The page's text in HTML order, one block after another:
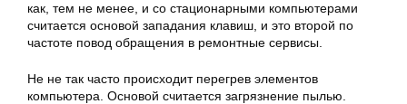
как, тем не менее, и со стационарными компьютерами
считается основой западания клавиш, и это второй по
частоте повод обращения в ремонтные сервисы.
Не не так часто происходит перегрев элементов
компьютера. Основой считается загрязнение пылью.